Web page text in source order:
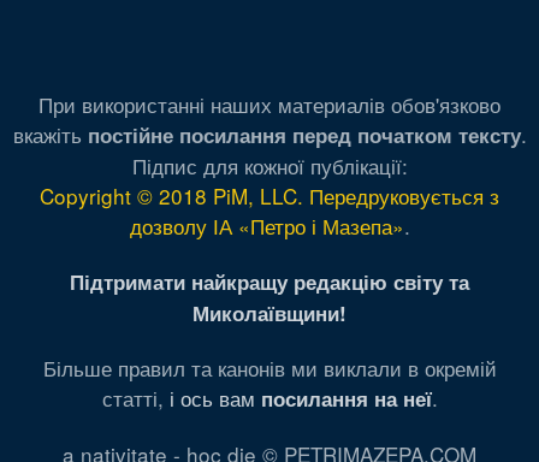
При використанні наших материалів обов'язково
вкажіть постійне посилання перед початком тексту.
Підпис для кожної публікації:
Copyright © 2018 PiM, LLC. Передруковується з
дозволу ІА «Петро і Мазепа».
Підтримати найкращу редакцію світу та
Миколаївщини!
Більше правил та канонів ми виклали в окремій
статті, і ось вам посилання на неї.
a nativitate - hoc die © PETRIMAZEPA.COM